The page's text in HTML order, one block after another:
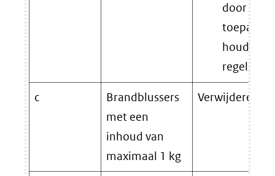
door
houdend
c
Brandblussers
met een
inhoud van
maximaal 1 kg
Verwijderen